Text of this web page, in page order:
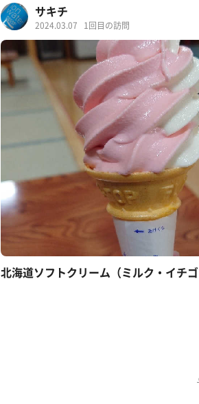
サキチ
2024.03.07 1回目の訪問
北海道ソフトクリーム（ミルク・イチゴ